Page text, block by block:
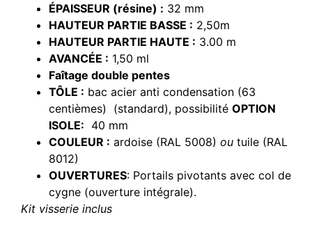
ÉPAISSEUR (résine) : 32 mm
HAUTEUR PARTIE BASSE : 2,50m
HAUTEUR PARTIE HAUTE : 3.00 m
AVANCÉE : 1,50 ml
Faîtage double pentes
TÔLE : bac acier anti condensation (63
centièmes) (standard), possibilité OPTION
ISOLE: 40 mm
COULEUR : ardoise (RAL 5008) ou tuile (RAL
8012)
OUVERTURES: Portails pivotants avec col de
cygne (ouverture intégrale).
Kit visserie inclus